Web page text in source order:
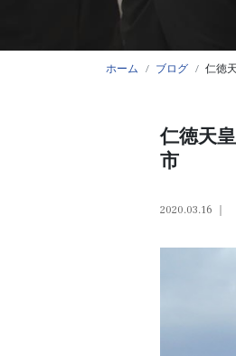
ホーム ブログ 仁徳
仁徳天
市
2020.03.16